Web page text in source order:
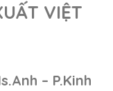
VIỆT
– P.Kinh